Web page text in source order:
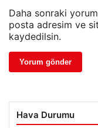
Daha sonraki
posta adresim ve
kaydedilsin.
Hava Durumu